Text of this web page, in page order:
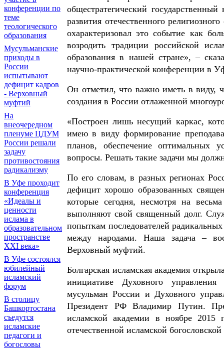
конференции по
теме
теологического
образования
Мусульманские
приходы в
России
испытывают
дефицит кадров
- Верховный
муфтий
На
внеочередном
пленуме ЦДУМ
России решали
задачу
противостояния
радикализму
В Уфе проходит
конференция
«Идеалы и
ценности
ислама в
образовательном
пространстве
XXI века»
В Уфе состоялся
юбилейный
исламский
форум
В столицу
Башкортостана
съедутся
исламские
педагоги и
богословы
общестратегический
развития отечественного
охарактеризовал это событие как
возродить традиции российской
образования в нашей стране», –
научно-практической конференции в
Он отметил, что важно иметь в виду,
создания в России отлаженной
«Построен лишь несущий каркас,
имею в виду формирование
планов, обеспечение оптимальных
вопросы. Решать такие задачи мы
По его словам, в разных регионах
дефицит хорошо образованных
которые сегодня, несмотря на
выполняют свой священный долг.
попыткам последователей
между народами. Наша задача –
Верховный муфтий.
Болгарская исламская академия
инициативе Духовного
мусульман России и Духовного
Президент РФ Владимир Путин.
исламской академии в ноябре 2015
отечественной исламской